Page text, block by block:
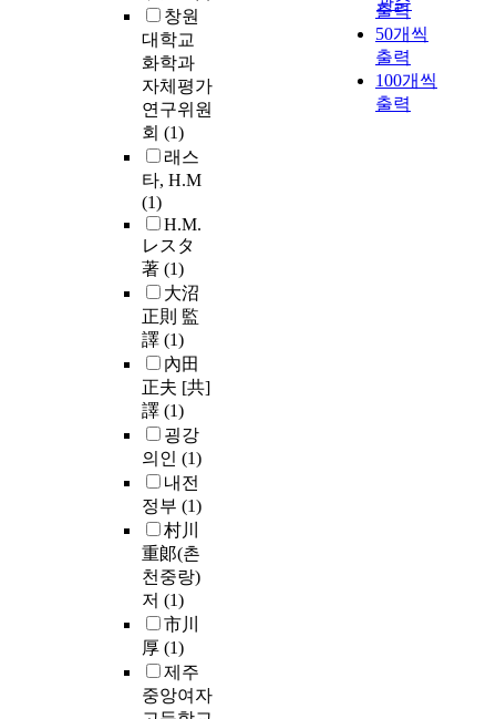
창원
대학교
화학과
자체평가
연구위원
회 (1)
래스
타, H.M
(1)
H.M.
レスタ
著 (1)
大沼
正則 監
譯 (1)
內田
正夫 [共]
譯 (1)
굉강
의인 (1)
내전
정부 (1)
村川
重郞(촌
천중랑)
저 (1)
市川
厚 (1)
제주
중앙여자
출력
50개씩
출력
100개씩
출력